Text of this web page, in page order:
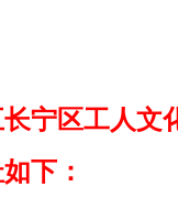
宁区工人文
下：